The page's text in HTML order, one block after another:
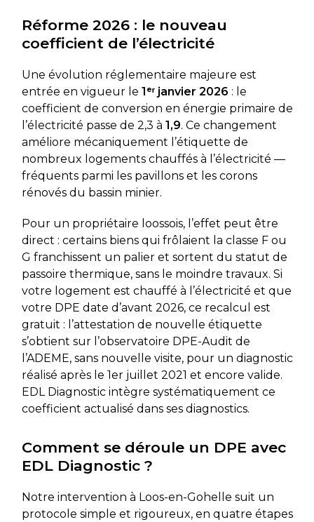
Réforme 2026 : le nouveau
coefficient de l’électricité
Une évolution réglementaire majeure est
entrée en vigueur le 1ᵉʳ janvier 2026 : le
coefficient de conversion en énergie primaire de
l’électricité passe de 2,3 à 1,9. Ce changement
améliore mécaniquement l’étiquette de
nombreux logements chauffés à l’électricité —
fréquents parmi les pavillons et les corons
rénovés du bassin minier.
Pour un propriétaire loossois, l’effet peut être
direct : certains biens qui frôlaient la classe F ou
G franchissent un palier et sortent du statut de
passoire thermique, sans le moindre travaux. Si
votre logement est chauffé à l’électricité et que
votre DPE date d’avant 2026, ce recalcul est
gratuit : l’attestation de nouvelle étiquette
s’obtient sur l’observatoire DPE-Audit de
l’ADEME, sans nouvelle visite, pour un diagnostic
réalisé après le 1er juillet 2021 et encore valide.
EDL Diagnostic intègre systématiquement ce
coefficient actualisé dans ses diagnostics.
Comment se déroule un DPE avec
EDL Diagnostic ?
Notre intervention à Loos-en-Gohelle suit un
protocole simple et rigoureux, en quatre étapes